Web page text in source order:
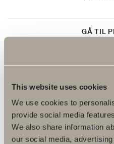
This website uses cookies
We use cookies to
provide social media
We also share information
our social media,
GÅ TIL
Tosidig tejp.
Pris:
Finnes i